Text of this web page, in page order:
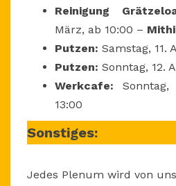
Reinigung
März, ab 10:00 –
Putzen: Samstag, 11.
Putzen: Sonntag, 12.
Werkcafe:
13:00
Sonstiges:
Jedes Plenum wird von